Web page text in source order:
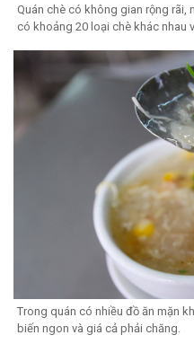
Quán chè có không gian rộng rãi,
có khoảng 20 loại chè khác nhau
Trong quán có nhiều đồ ăn mặn
biến ngon và giá cả phải chăng.